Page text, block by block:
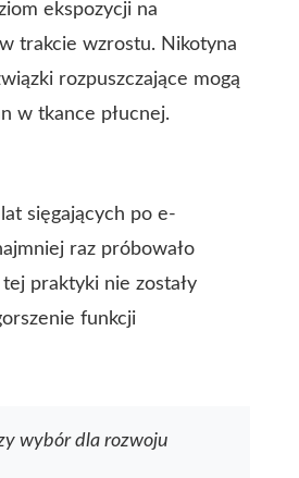
ekspozycji na
trakcie wzrostu. Nikotyna
rozpuszczające mogą
w tkance płucnej.
sięgających po e-
raz próbowało
praktyki nie zostały
funkcji
wybór dla rozwoju